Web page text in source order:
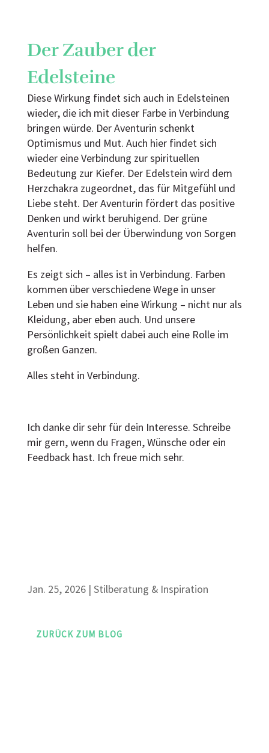
Der Zauber der
Edelsteine
Diese Wirkung findet sich auch in Edelsteinen
wieder, die ich mit dieser Farbe in Verbindung
bringen würde. Der Aventurin schenkt
Optimismus und Mut. Auch hier findet sich
wieder eine Verbindung zur spirituellen
Bedeutung zur Kiefer. Der Edelstein wird dem
Herzchakra zugeordnet, das für Mitgefühl und
Liebe steht. Der Aventurin fördert das positive
Denken und wirkt beruhigend. Der grüne
Aventurin soll bei der Überwindung von Sorgen
helfen.
Es zeigt sich – alles ist in Verbindung. Farben
kommen über verschiedene Wege in unser
Leben und sie haben eine Wirkung – nicht nur als
Kleidung, aber eben auch. Und unsere
Persönlichkeit spielt dabei auch eine Rolle im
großen Ganzen.
Alles steht in Verbindung.
Ich danke dir sehr für dein Interesse. Schreibe
mir gern, wenn du Fragen, Wünsche oder ein
Feedback hast. Ich freue mich sehr.
Jan. 25, 2026| Stilberatung & Inspiration
ZURÜCK ZUM BLOG